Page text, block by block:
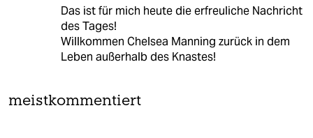
Das ist für mich heute die erfreuliche Nachricht
des Tages!
Willkommen Chelsea Manning zurück in dem
Leben außerhalb des Knastes!
meistkommentiert